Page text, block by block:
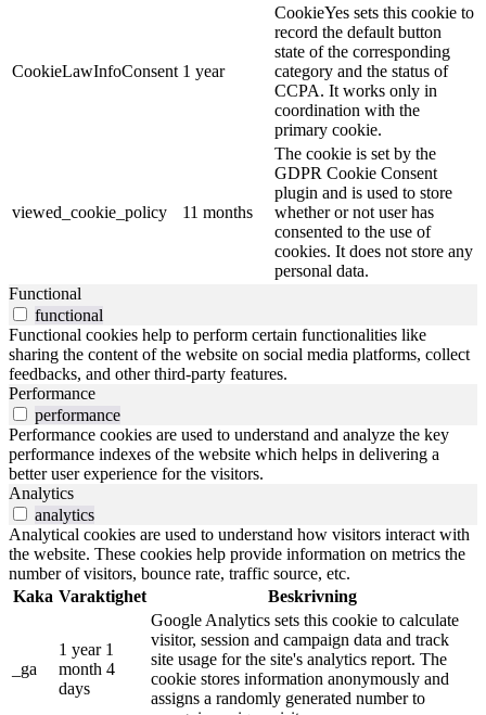
CookieLawInfoConsent 1 year
CookieYes sets this cookie to
record the default button
state of the corresponding
category and the status of
CCPA. It works only in
coordination with the
primary cookie.
viewed_cookie_policy 11 months
The cookie is set by the
GDPR Cookie Consent
plugin and is used to store
whether or not user has
consented to the use of
cookies. It does not store any
personal data.
Functional
functional
Functional cookies help to perform certain functionalities like
sharing the content of the website on social media platforms, collect
feedbacks, and other third-party features.
Performance
performance
Performance cookies are used to understand and analyze the key
performance indexes of the website which helps in delivering a
better user experience for the visitors.
Analytics
analytics
Analytical cookies are used to understand how visitors interact with
the website. These cookies help provide information on metrics the
number of visitors, bounce rate, traffic source, etc.
Kaka Varaktighet Beskrivning
_ga
1 year 1
month 4
days
Google Analytics sets this cookie to calculate
visitor, session and campaign data and track
site usage for the site's analytics report. The
cookie stores information anonymously and
assigns a randomly generated number to